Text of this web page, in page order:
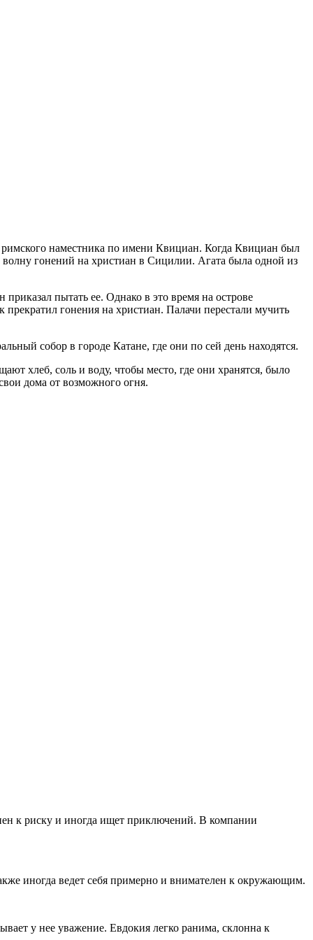
римского наместника по имени Квициан. Когда Квициан был
волну гонений на христиан в Сицилии. Агата была одной из
пытать ее. Однако в это время на острове
гонения на христиан. Палачи перестали мучить
собор в городе Катане, где они по сей день находятся.
хлеб, соль и воду, чтобы место, где они хранятся, было
дома от возможного огня.
к риску и иногда ищет приключений. В компании
иногда ведет себя примерно и внимателен к окружающим.
у нее уважение. Евдокия легко ранима, склонна к